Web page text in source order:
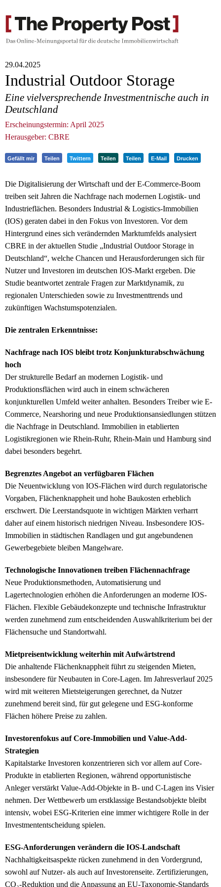
29.04.2025
Industrial Outdoor Storage
Eine vielversprechende Investmentnische auch in
Deutschland
Erscheinungstermin: April 2025
Herausgeber: CBRE
Gefällt mir Teilen Twittern Teilen Teilen E-Mail Drucken
Die Digitalisierung der Wirtschaft und der E-Commerce-Boom
treiben seit Jahren die Nachfrage nach modernen Logistik- und
Industrieflächen. Besonders Industrial & Logistics-Immobilien
(IOS) geraten dabei in den Fokus von Investoren. Vor dem
Hintergrund eines sich verändernden Marktumfelds analysiert
CBRE in der aktuellen Studie „Industrial Outdoor Storage in
Deutschland“, welche Chancen und Herausforderungen sich für
Nutzer und Investoren im deutschen IOS-Markt ergeben. Die
Studie beantwortet zentrale Fragen zur Marktdynamik, zu
regionalen Unterschieden sowie zu Investmenttrends und
zukünftigen Wachstumspotenzialen.
Die zentralen Erkenntnisse:
Nachfrage nach IOS bleibt trotz Konjunkturabschwächung
hoch
Der strukturelle Bedarf an modernen Logistik- und
Produktionsflächen wird auch in einem schwächeren
konjunkturellen Umfeld weiter anhalten. Besonders Treiber wie E-
Commerce, Nearshoring und neue Produktionsansiedlungen stützen
die Nachfrage in Deutschland. Immobilien in etablierten
Logistikregionen wie Rhein-Ruhr, Rhein-Main und Hamburg sind
dabei besonders begehrt.
Begrenztes Angebot an verfügbaren Flächen
Die Neuentwicklung von IOS-Flächen wird durch regulatorische
Vorgaben, Flächenknappheit und hohe Baukosten erheblich
erschwert. Die Leerstandsquote in wichtigen Märkten verharrt
daher auf einem historisch niedrigen Niveau. Insbesondere IOS-
Immobilien in städtischen Randlagen und gut angebundenen
Gewerbegebiete bleiben Mangelware.
Technologische Innovationen treiben Flächennachfrage
Neue Produktionsmethoden, Automatisierung und
Lagertechnologien erhöhen die Anforderungen an moderne IOS-
Flächen. Flexible Gebäudekonzepte und technische Infrastruktur
werden zunehmend zum entscheidenden Auswahlkriterium bei der
Flächensuche und Standortwahl.
Mietpreisentwicklung weiterhin mit Aufwärtstrend
Die anhaltende Flächenknappheit führt zu steigenden Mieten,
insbesondere für Neubauten in Core-Lagen. Im Jahresverlauf 2025
wird mit weiteren Mietsteigerungen gerechnet, da Nutzer
zunehmend bereit sind, für gut gelegene und ESG-konforme
Flächen höhere Preise zu zahlen.
Investorenfokus auf Core-Immobilien und Value-Add-
Strategien
Kapitalstarke Investoren konzentrieren sich vor allem auf Core-
Produkte in etablierten Regionen, während opportunistische
Anleger verstärkt Value-Add-Objekte in B- und C-Lagen ins Visier
nehmen. Der Wettbewerb um erstklassige Bestandsobjekte bleibt
intensiv, wobei ESG-Kriterien eine immer wichtigere Rolle in der
Investmententscheidung spielen.
ESG-Anforderungen verändern die IOS-Landschaft
Nachhaltigkeitsaspekte rücken zunehmend in den Vordergrund,
sowohl auf Nutzer- als auch auf Investorenseite. Zertifizierungen,
CO₂-Reduktion und die Anpassung an EU-Taxonomie-Standards